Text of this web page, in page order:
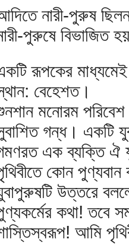
নারী-পুরুষ
পুরুষে বিভাজিত
রূপকের
বেহেশত।
মনোরম
গন্ধ। একটি
এক ব্যক্তি ঐ
কোন
উত্তরে
কথা! তবে
আমি